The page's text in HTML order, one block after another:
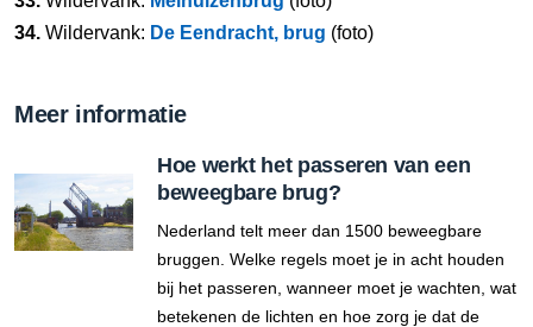
34. Wildervank: De Eendracht, brug (foto)
Meer informatie
Hoe werkt het passeren van een
beweegbare brug?
Nederland telt meer dan 1500 beweegbare
bruggen. Welke regels moet je in acht houden
bij het passeren, wanneer moet je wachten, wat
betekenen de lichten en hoe zorg je dat de